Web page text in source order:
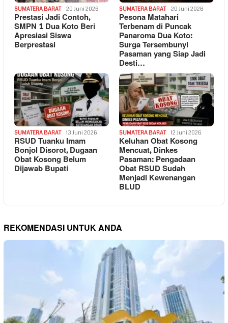
SUMATERA BARAT 20 Juni 2026
Prestasi Jadi Contoh,
SMPN 1 Dua Koto Beri
Apresiasi Siswa
Berprestasi
SUMATERA BARAT 20 Juni 2026
Pesona Matahari
Terbenam di Puncak
Panaroma Dua Koto:
Surga Tersembunyi
Pasaman yang Siap Jadi
Desti…
SUMATERA BARAT 13 Juni 2026
RSUD Tuanku Imam
Bonjol Disorot, Dugaan
Obat Kosong Belum
Dijawab Bupati
SUMATERA BARAT 12 Juni 2026
Keluhan Obat Kosong
Mencuat, Dinkes
Pasaman: Pengadaan
Obat RSUD Sudah
Menjadi Kewenangan
BLUD
REKOMENDASI UNTUK ANDA